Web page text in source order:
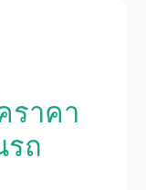
ราคา
รถ